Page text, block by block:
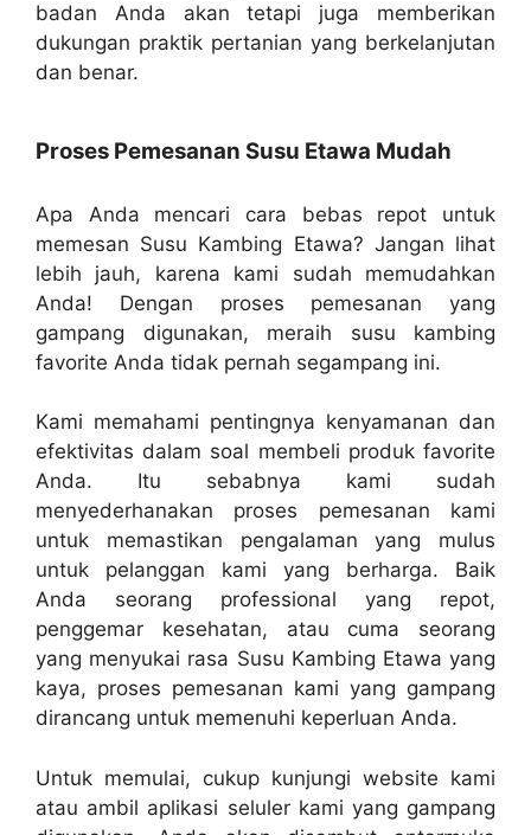
badan Anda akan tetapi juga memberikan
dukungan praktik pertanian yang berkelanjutan
dan benar.
Proses Pemesanan Susu Etawa Mudah
Apa Anda mencari cara bebas repot untuk
memesan Susu Kambing Etawa? Jangan lihat
lebih jauh, karena kami sudah memudahkan
Anda! Dengan proses pemesanan yang
gampang digunakan, meraih susu kambing
favorite Anda tidak pernah segampang ini.
Kami memahami pentingnya kenyamanan dan
efektivitas dalam soal membeli produk favorite
Anda. Itu sebabnya kami sudah
menyederhanakan proses pemesanan kami
untuk memastikan pengalaman yang mulus
untuk pelanggan kami yang berharga. Baik
Anda seorang professional yang repot,
penggemar kesehatan, atau cuma seorang
yang menyukai rasa Susu Kambing Etawa yang
kaya, proses pemesanan kami yang gampang
dirancang untuk memenuhi keperluan Anda.
Untuk memulai, cukup kunjungi website kami
atau ambil aplikasi seluler kami yang gampang